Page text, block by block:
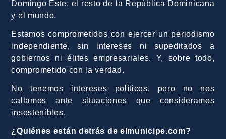
Domingo Este, el resto de la República Dominicana
y el mundo.
Estamos comprometidos con ejercer un periodismo
independiente, sin intereses ni supeditados a
gobiernos ni élites empresariales. Y, sobre todo,
comprometido con la verdad.
No tenemos intereses políticos, pero no nos
callamos ante situaciones que consideramos
insostenibles.
¿Quiénes están detrás de elmunicipe.com?